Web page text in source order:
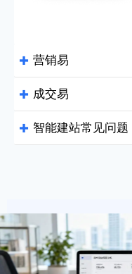
 营销易
 成交易
致力于帮助全球企
Google WebP
专业SEO布局
 智能建站常见问题
Q： 易营宝适合